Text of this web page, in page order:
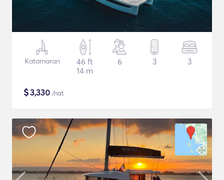
Katamaran
46 ft
14 m
6 3 3
$3,330 /nat